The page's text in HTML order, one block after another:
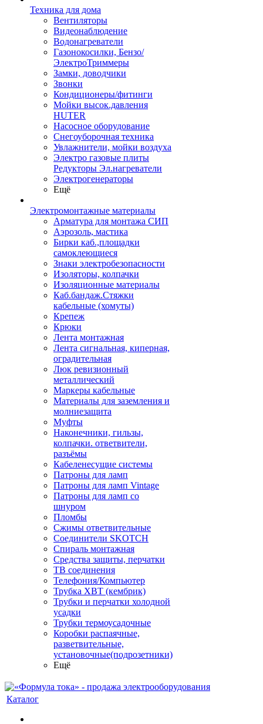
Техника для дома
Вентиляторы
Видеонаблюдение
Водонагреватели
Газонокосилки, Бензо/
ЭлектроТриммеры
Замки, доводчики
Звонки
Кондиционеры/фитинги
Мойки высок.давления
HUTER
Насосное оборудование
Снегоуборочная техника
Увлажнители, мойки воздуха
Электро газовые плиты
Редукторы Эл.нагреватели
Электрогенераторы
Ещё
Электромонтажные материалы
Арматура для монтажа СИП
Аэрозоль, мастика
Бирки каб.,площадки
самоклеющиеся
Знаки электробезопасности
Изоляторы, колпачки
Изоляционные материалы
Каб.бандаж.Стяжки
кабельные (хомуты)
Крепеж
Крюки
Лента монтажная
Лента сигнальная, киперная,
оградительная
Люк ревизионный
металлический
Маркеры кабельные
Материалы для заземления и
молниезащита
Муфты
Наконечники, гильзы,
колпачки. ответвители,
разъёмы
Кабеленесущие системы
Патроны для ламп
Патроны для ламп Vintage
Патроны для ламп со
шнуром
Пломбы
Сжимы ответвительные
Соединители SKOTCH
Спираль монтажная
Средства защиты, перчатки
ТВ соединения
Телефония/Компьютер
Трубка ХВТ (кембрик)
Трубки и перчатки холодной
усадки
Трубки термоусадочные
Коробки распаячные,
разветвительные,
установочные(подрозетники)
Ещё
Каталог